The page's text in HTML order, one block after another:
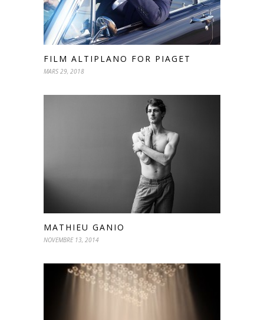
FILM ALTIPLANO FOR PIAGET
MARS 29, 2018
MATHIEU GANIO
NOVEMBRE 13, 2014